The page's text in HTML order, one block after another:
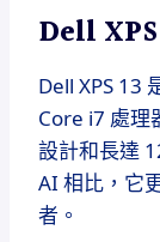
Dell XPS
Dell XPS 13
Core i7 處理
設計和長達
AI 相比，它
者。